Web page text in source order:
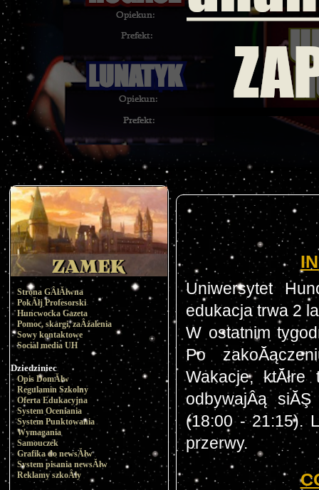
Strona GÂłĂłwna
PokĂłj Profesorski
Huncwocka Gazeta
Pomoc, skargi, zaÂżalenia
Sowy kontaktowe
Social media UH
Dziedziniec
Opis DomĂłw
Regulamin Szkolny
Oferta Edukacyjna
System Oceniania
System Punktowania
Wymagania
Samouczek
Grafika do newsĂłw
System pisania newsĂłw
Reklamy szkoÂły
Uniwersytet
edukacja trwa 2
W ostatnim
Po
Wakacje,
odbywajÂą
(18:00 - 21:15).
przerwy.